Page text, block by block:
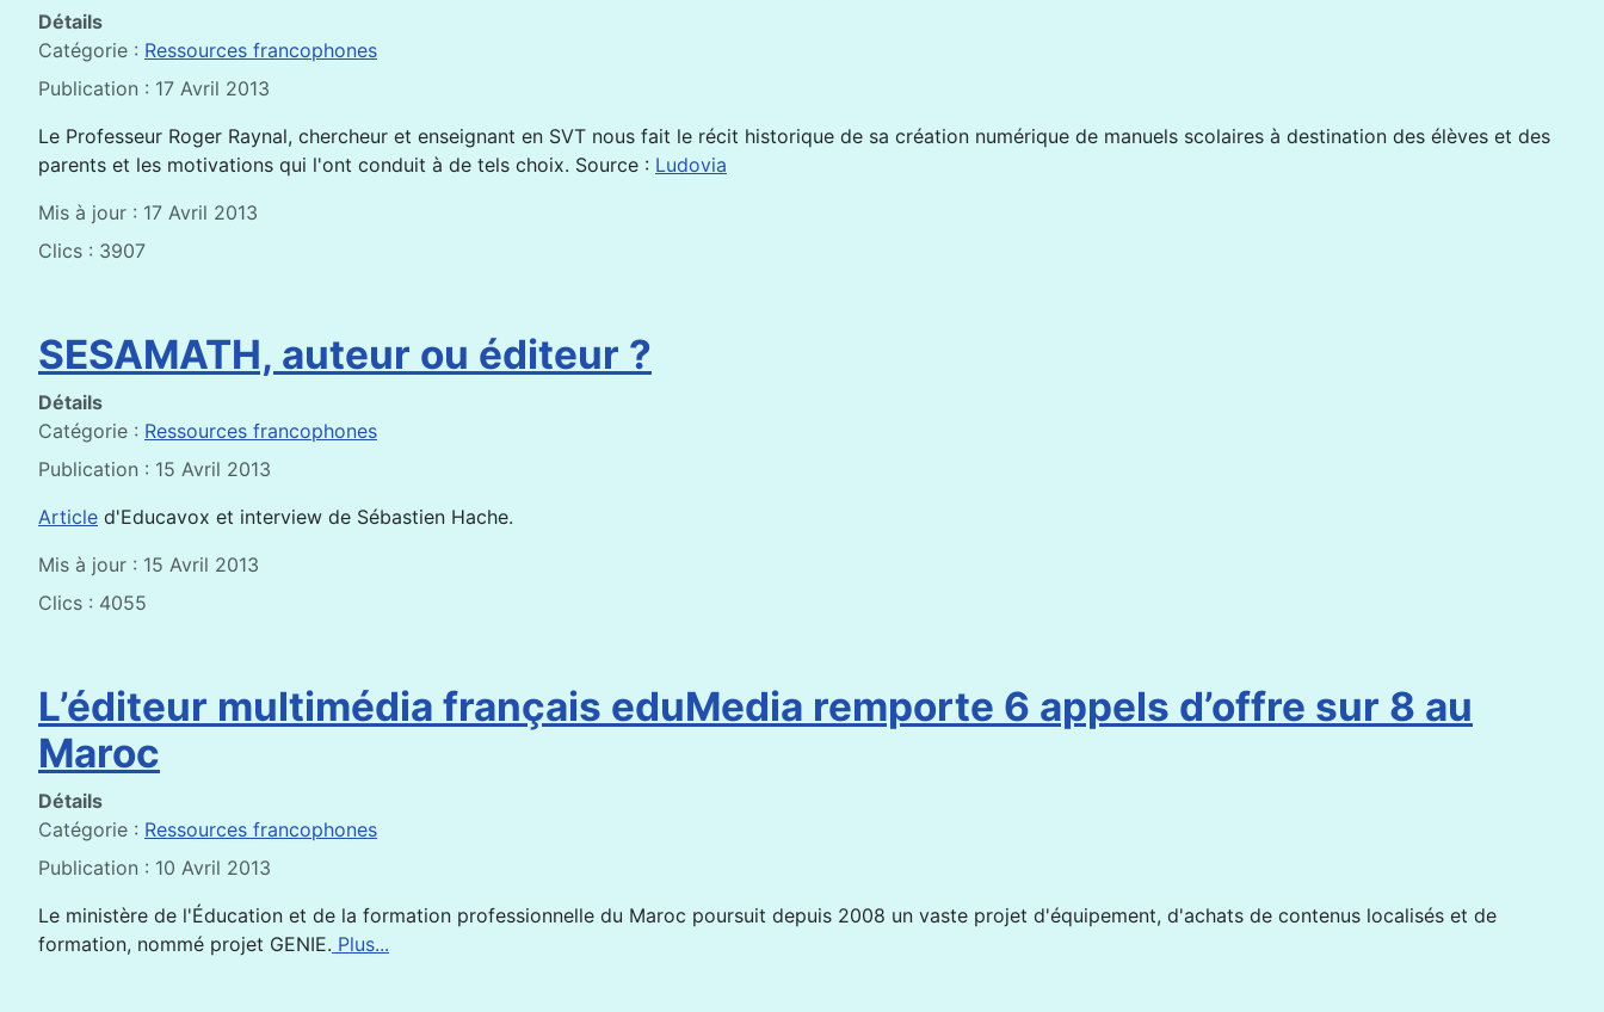
Détails
Catégorie : Ressources francophones
Publication : 17 Avril 2013
Le Professeur Roger Raynal, chercheur et enseignant en SVT nous fait le récit historique de sa création numérique de manuels scolaires à destination des élèves et des
parents et les motivations qui l'ont conduit à de tels choix. Source : Ludovia
Mis à jour : 17 Avril 2013
Clics : 3907
SESAMATH, auteur ou éditeur ?
Détails
Catégorie : Ressources francophones
Publication : 15 Avril 2013
Article d'Educavox et interview de Sébastien Hache.
Mis à jour : 15 Avril 2013
Clics : 4055
L’éditeur multimédia français eduMedia remporte 6 appels d’offre sur 8 au
Maroc
Détails
Catégorie : Ressources francophones
Publication : 10 Avril 2013
Le ministère de l'Éducation et de la formation professionnelle du Maroc poursuit depuis 2008 un vaste projet d'équipement, d'achats de contenus localisés et de
formation, nommé projet GENIE. Plus...